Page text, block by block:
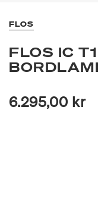
FLOS
FLOS IC
6.295,00 kr